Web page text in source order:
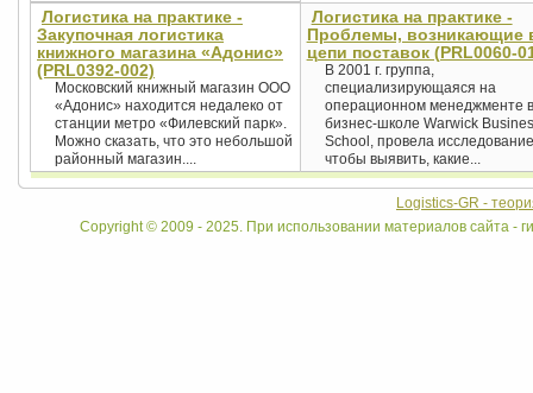
Логистика на практике -
Закупочная логистика
книжного магазина «Адонис»
(PRL0392-002)
Московский книжный магазин ООО
«Адонис» находится недалеко от
станции метро «Филевский парк».
Можно сказать, что это небольшой
районный магазин....
Логистика на практике -
Проблемы, возникающие
цепи поставок (PRL0060-
В 2001 г. группа,
специализирующаяся на
операционном менеджменте в
бизнес-школе Warwick
School, провела
чтобы выявить, какие...
Logistics-GR -
Copyright © 2009 - 2025. При использовании материалов сайта -